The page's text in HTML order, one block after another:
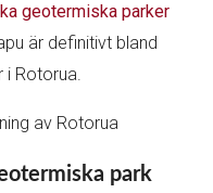
geotermiska parker
är definitivt bland
i Rotorua.
park